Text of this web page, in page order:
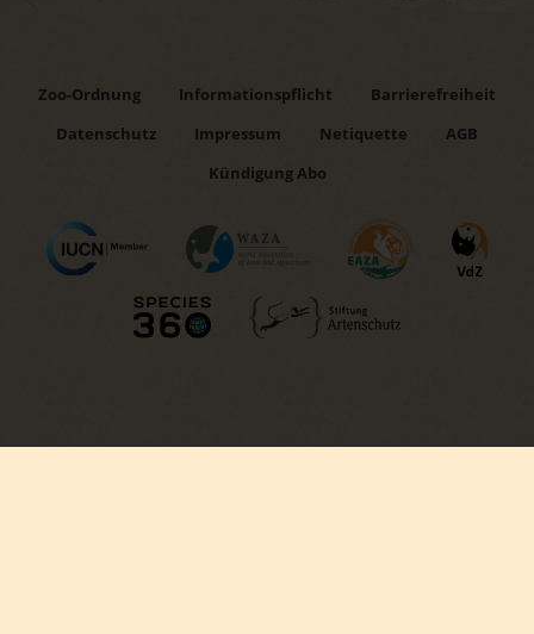
Zoo-Ordnung Informationspflicht
Barrierefreiheit
Datenschutz
Impressum Netiquette
AGB
Kündigung Abo